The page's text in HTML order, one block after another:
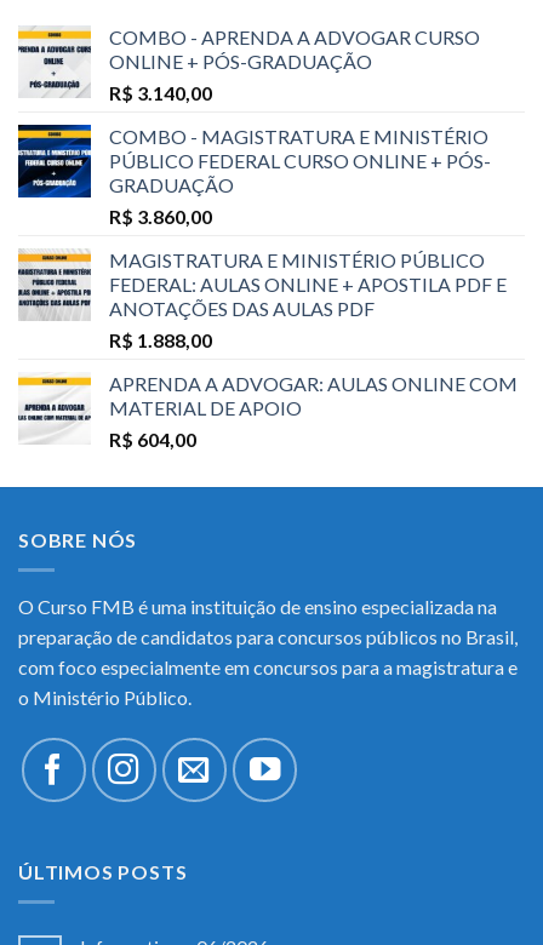
COMBO - APRENDA A ADVOGAR CURSO
ONLINE + PÓS-GRADUAÇÃO
R$ 3.140,00
COMBO - MAGISTRATURA E MINISTÉRIO
PÚBLICO FEDERAL CURSO ONLINE + PÓS-
GRADUAÇÃO
R$ 3.860,00
MAGISTRATURA E MINISTÉRIO PÚBLICO
FEDERAL: AULAS ONLINE + APOSTILA PDF E
ANOTAÇÕES DAS AULAS PDF
R$ 1.888,00
APRENDA A ADVOGAR: AULAS ONLINE COM
MATERIAL DE APOIO
R$ 604,00
SOBRE NÓS
O Curso FMB é uma instituição de ensino especializada na
preparação de candidatos para concursos públicos no Brasil,
com foco especialmente em concursos para a magistratura e
o Ministério Público.
ÚLTIMOS POSTS